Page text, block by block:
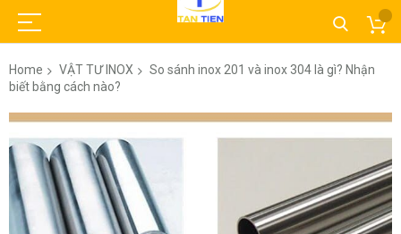
Home VẬT TƯ INOX
So sánh inox 201 và inox 304 là gì? Nhận
biết bằng cách nào?
Skip
the
end
of
the
images
gallery